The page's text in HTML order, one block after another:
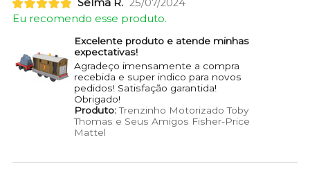
Selma R. 25/07/2024
Eu recomendo esse produto.
Excelente produto e atende minhas
expectativas!
Agradeço imensamente a compra
recebida e super indico para novos
pedidos! Satisfação garantida!
Obrigado!
Produto:Trenzinho Motorizado Toby
Thomas e Seus Amigos Fisher-Price
Mattel